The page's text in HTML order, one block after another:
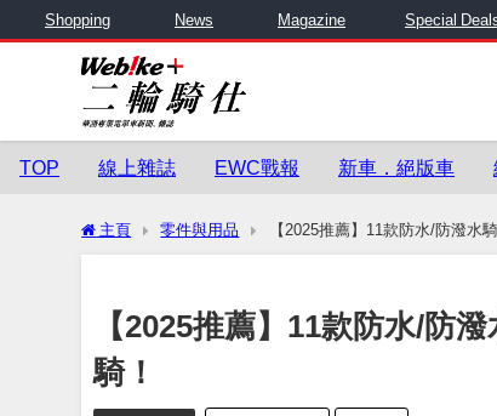
Shopping News Magazine Special
TOP 線上雜誌 EWC戰報 新車．絕版車
主頁 零件與用品 【2025推薦】11款防水/防潑水
【2025推薦】11款防水/防
騎！